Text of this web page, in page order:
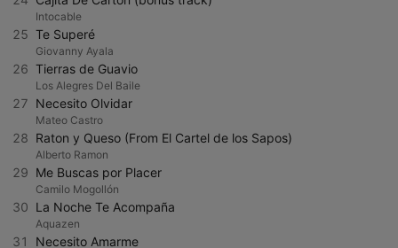
Intocable
25 Te Superé
Giovanny Ayala
26 Tierras de Guavio
Los Alegres Del Baile
27 Necesito Olvidar
Mateo Castro
28 Raton y Queso (From El Cartel de los Sapos)
Alberto Ramon
29 Me Buscas por Placer
Camilo Mogollón
30 La Noche Te Acompaña
Aquazen
31 Necesito Amarme